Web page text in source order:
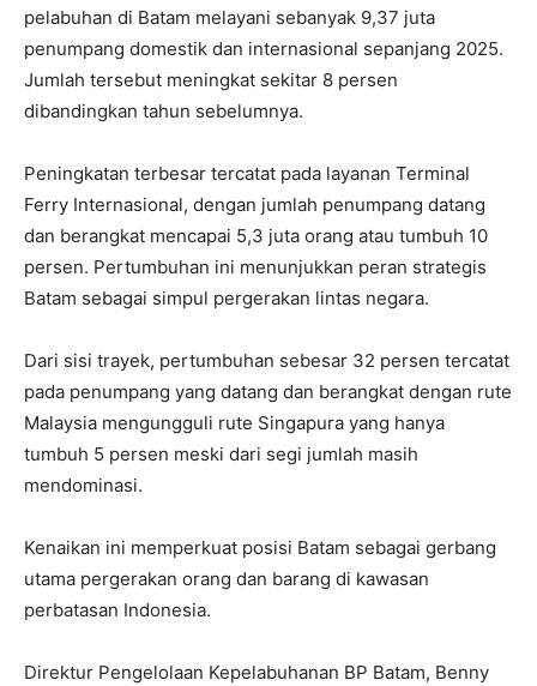
pelabuhan di Batam melayani sebanyak 9,37 juta
penumpang domestik dan internasional sepanjang 2025.
Jumlah tersebut meningkat sekitar 8 persen
dibandingkan tahun sebelumnya.
Peningkatan terbesar tercatat pada layanan Terminal
Ferry Internasional, dengan jumlah penumpang datang
dan berangkat mencapai 5,3 juta orang atau tumbuh 10
persen. Pertumbuhan ini menunjukkan peran strategis
Batam sebagai simpul pergerakan lintas negara.
Dari sisi trayek, pertumbuhan sebesar 32 persen tercatat
pada penumpang yang datang dan berangkat dengan rute
Malaysia mengungguli rute Singapura yang hanya
tumbuh 5 persen meski dari segi jumlah masih
mendominasi.
Kenaikan ini memperkuat posisi Batam sebagai gerbang
utama pergerakan orang dan barang di kawasan
perbatasan Indonesia.
Direktur Pengelolaan Kepelabuhanan BP Batam, Benny